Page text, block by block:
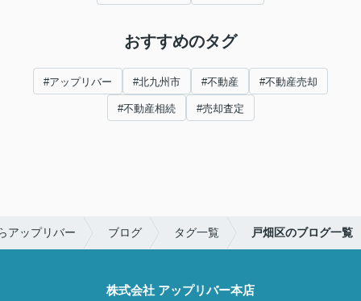
おすすめのタグ
#アップリバー #北九州市 #不動産 #不動産売却
#不動産相続 #売却査定
アップリバー ブログ タグ一覧 戸畑区のブログ一覧
株式会社 アップリバー本店